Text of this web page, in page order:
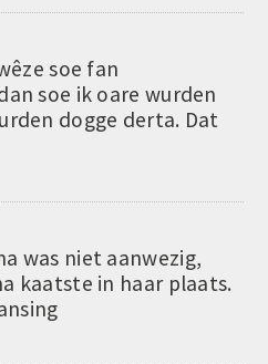
soe fan
soe ik oare wurden
dogge derta. Dat
was niet aanwezig,
kaatste in haar plaats.